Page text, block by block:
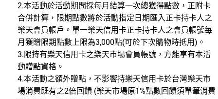
2.本活動於活動期間採每月結算一次總獲得點數，正附卡
合併計算，限期點數將於活動指定日期匯入正卡持卡人之
樂天會員帳戶。單一樂天信用卡正卡持卡人之會員帳號每
月獲贈限期點數上限為3,000點(可於下次購物時抵用)。
3.限持有樂天信用卡之樂天市場會員帳號，方能享有本活
動贈點資格。
4.本活動之額外贈點，不影響持樂天信用卡於台灣樂天市
場消費既有之2倍回饋 (樂天市場原1%點數回饋須單筆消費